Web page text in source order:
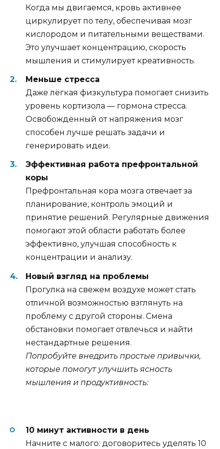
Когда мы двигаемся, кровь активнее
циркулирует по телу, обеспечивая мозг
кислородом и питательными веществами.
Это улучшает концентрацию, скорость
мышления и стимулирует креативность.
Меньше стресса
Даже лёгкая физкультура помогает снизить
уровень кортизола — гормона стресса.
Освобождённый от напряжения мозг
способен лучше решать задачи и
генерировать идеи.
Эффективная работа префронтальной
коры
Префронтальная кора мозга отвечает за
планирование, контроль эмоций и
принятие решений. Регулярные движения
помогают этой области работать более
эффективно, улучшая способность к
концентрации и анализу.
Новый взгляд на проблемы
Прогулка на свежем воздухе может стать
отличной возможностью взглянуть на
проблему с другой стороны. Смена
обстановки помогает отвлечься и найти
нестандартные решения.
Попробуйте внедрить простые привычки,
которые помогут улучшить ясность
мышления и продуктивность:
10 минут активности в день
Начните с малого: договоритесь уделять 10